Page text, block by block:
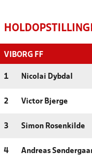
VIBORG FF
1 Nicolai Dybdal
2 Victor Bjerge
3 Simon Rosenkilde
4 Andreas